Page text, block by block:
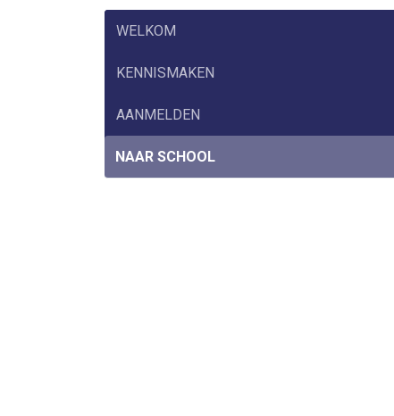
WELKOM
KENNISMAKEN
AANMELDEN
NAAR SCHOOL